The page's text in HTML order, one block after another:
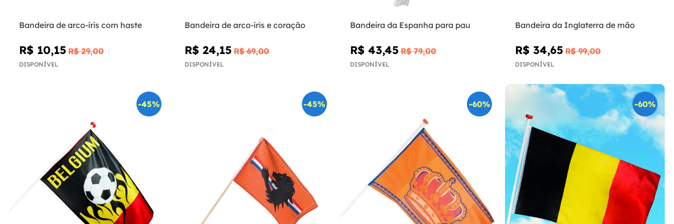
Bandeira de arco-íris com haste
R$ 10,15 R$ 29,00
DISPONÍVEL
Bandeira de arco-íris e coração
R$ 24,15 R$ 69,00
DISPONÍVEL
Bandeira da Espanha para pau
R$ 43,45 R$ 79,00
DISPONÍVEL
Bandeira da Inglaterra de mão
R$ 34,65 R$ 99,00
DISPONÍVEL
-45% -45% -60% -60%